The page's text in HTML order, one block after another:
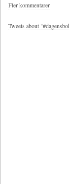
Fler kommentarer
Tweets about